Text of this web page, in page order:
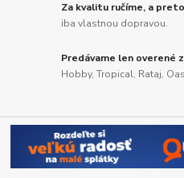
Za kvalitu ručíme, a
iba vlastnou dopravou.
Predávame len overené
Hobby, Tropical, Rataj,